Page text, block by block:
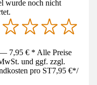
wurde noch nicht
7,95 € * Alle Preise
und ggf. zzgl.
pro ST7,95 €*/